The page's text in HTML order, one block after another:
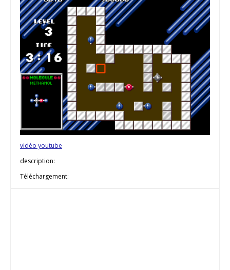
vidéo youtube
description:
Téléchargement: